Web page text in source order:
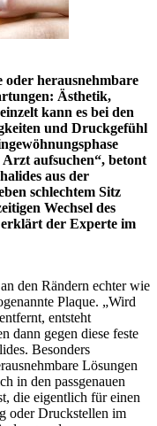
oder herausnehmbare
Ästhetik,
kann es bei den
und Druckgefühl
aufsuchen“, betont
aus der
schlechtem Sitz
Wechsel des
erklärt der Experte im
den Rändern echter wie
Plaque. „Wird
entsteht
dann gegen diese feste
Besonders
Lösungen
in den passgenauen
die eigentlich für einen
oder Druckstellen im